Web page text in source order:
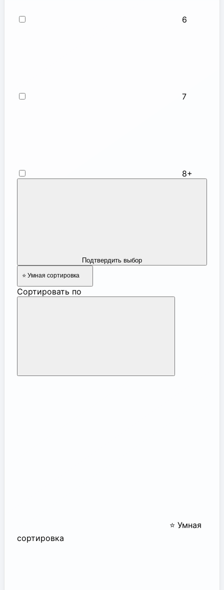
6
7
8+
Подтвердить выбор
⭐ Умная сортировка
Сортировать по
⭐ Умная
сортировка